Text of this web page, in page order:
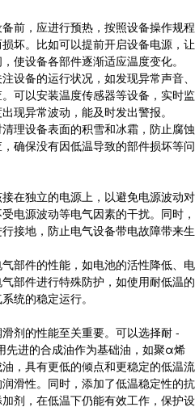
前，应进行预热，按照设备操作规程
坏。比如可以提前开启设备电源，让
使设备各部件逐渐适应温度变化。
设备的运行状况，如发现异常声音、
可以安装温度传感器等设备，实时监
现异常波动，能及时发出警报。
理设备表面的积雪和冰霜，防止腐蚀
确保没有因低温导致的部件损坏等问
在独立的电源上，以避免电源波动对
电源波动等电气因素的干扰。同时，
接地，防止电气设备带电故障带来生
部件的性能，如电池的活性降低、电
部件进行特殊防护，如使用耐低温的
统的稳定运行。
剂的性能至关重要。可以选择耐 -
进的合成油作为基础油，如聚α烯
，具有更低的倾点和更稳定的低温流
滑性。同时，添加了低温稳定性的抗
剂，在低温下仍能有效工作，保护设